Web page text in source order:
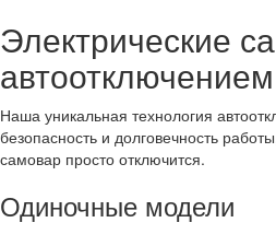
Электрические
автоотключением
Наша уникальная технология
безопасность и долговечность
самовар просто отключится.
Одиночные модели